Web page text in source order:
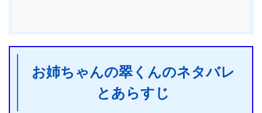
お姉ちゃんの翠くんのネタバレ
とあらすじ